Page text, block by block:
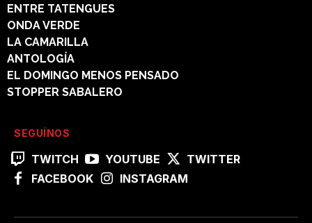
ENTRE TATENGUES
ONDA VERDE
LA CAMARILLA
ANTOLOGÍA
EL DOMINGO MENOS PENSADO
STOPPER SABALERO
SEGUÍNOS
TWITCH YOUTUBE
TWITTER
FACEBOOK
INSTAGRAM